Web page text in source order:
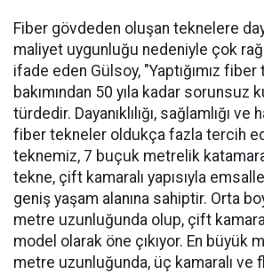
Fiber gövdeden oluşan teknelere
maliyet uygunluğu nedeniyle çok
ifade eden Gülsoy, "Yaptığımız
bakımından 50 yıla kadar sorunsuz
türdedir. Dayanıklılığı, sağlamlığı
fiber tekneler oldukça fazla tercih
teknemiz, 7 buçuk metrelik
tekne, çift kamaralı yapısıyla
geniş yaşam alanına sahiptir. Orta
metre uzunluğunda olup, çift
model olarak öne çıkıyor. En büyük
metre uzunluğunda, üç kamaralı ve